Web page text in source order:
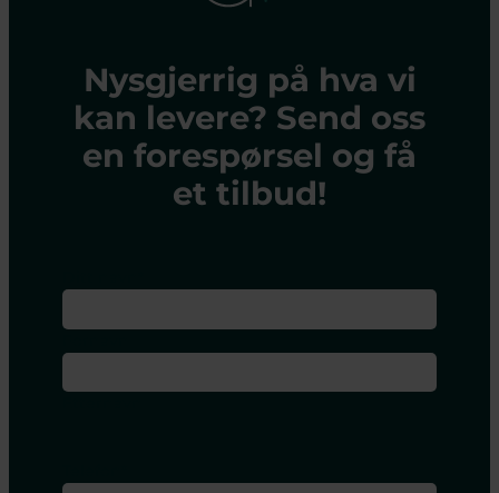
Nysgjerrig på hva vi
kan levere? Send oss
en forespørsel og få
et tilbud!